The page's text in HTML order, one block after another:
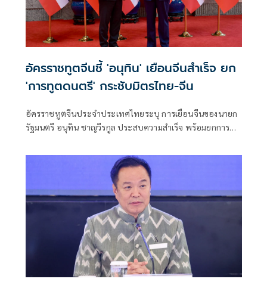
อัครราชทูตจีนชี้ 'อนุทิน' เยือนจีนสำเร็จ ยก
'การทูตดนตรี' กระชับมิตรไทย-จีน
อัครราชทูตจีนประจำประเทศไทยระบุ การเยือนจีนของนายก
รัฐมนตรี อนุทิน ชาญวีรกูล ประสบความสำเร็จ พร้อมยกการขับ